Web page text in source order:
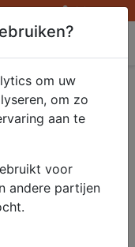
Inloggen
om uw
om zo
aan te
voor
andere partijen